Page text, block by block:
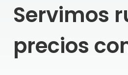
Servimos
precios